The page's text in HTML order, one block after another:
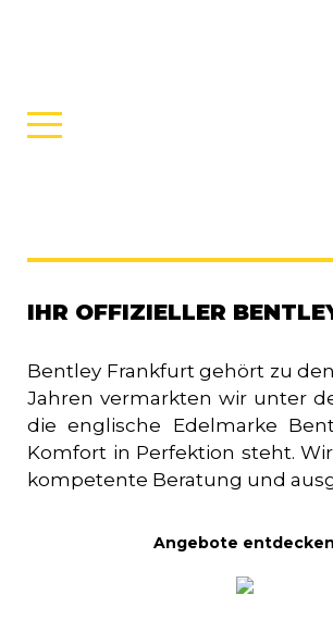
IHR OFFIZIELLER
Bentley Frankfurt gehört zu
Jahren vermarkten wir unter
die englische Edelmarke
Komfort in Perfektion steht.
kompetente Beratung und
Angebote entdecken